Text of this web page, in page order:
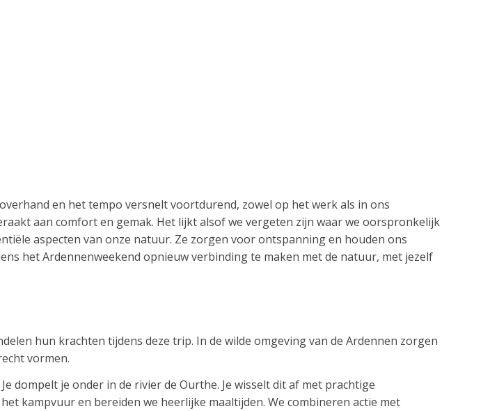
en het tempo versnelt voortdurend, zowel op het werk als in ons
aan comfort en gemak. Het lijkt alsof we vergeten zijn waar we oorspronkelijk
aspecten van onze natuur. Ze zorgen voor ontspanning en houden ons
het Ardennenweekend opnieuw verbinding te maken met de natuur, met jezelf
hun krachten tijdens deze trip. In de wilde omgeving van de Ardennen zorgen
vormen.
dompelt je onder in de rivier de Ourthe. Je wisselt dit af met prachtige
kampvuur en bereiden we heerlijke maaltijden. We combineren actie met